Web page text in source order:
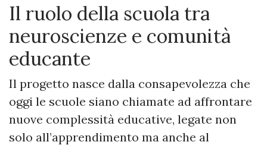
Il ruolo della scuola tra
neuroscienze e comunità
educante
Il progetto nasce dalla consapevolezza che
oggi le scuole siano chiamate ad affrontare
nuove complessità educative, legate non
solo all’apprendimento ma anche al